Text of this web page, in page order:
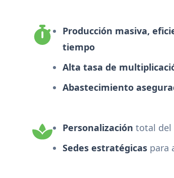
Producción masiva,
tiempo
Alta tasa de
Abastecimiento
Personalización total del
Sedes estratégicas para